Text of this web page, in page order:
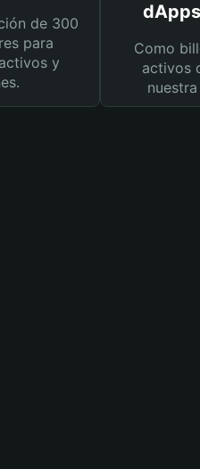
de 300
para
y
Como
activos